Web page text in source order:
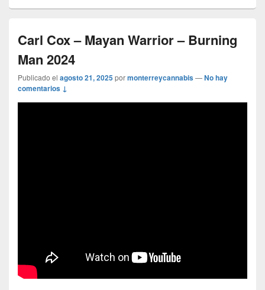
Carl Cox – Mayan Warrior – Burning
Man 2024
Publicado el agosto 21, 2025pormonterreycannabis—No hay
comentarios ↓